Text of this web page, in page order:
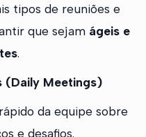
tipos de reuniões e
que sejam ágeis e
.
(Daily Meetings)
da equipe sobre
e desafios.